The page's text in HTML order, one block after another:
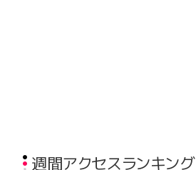
週間アクセスランキング